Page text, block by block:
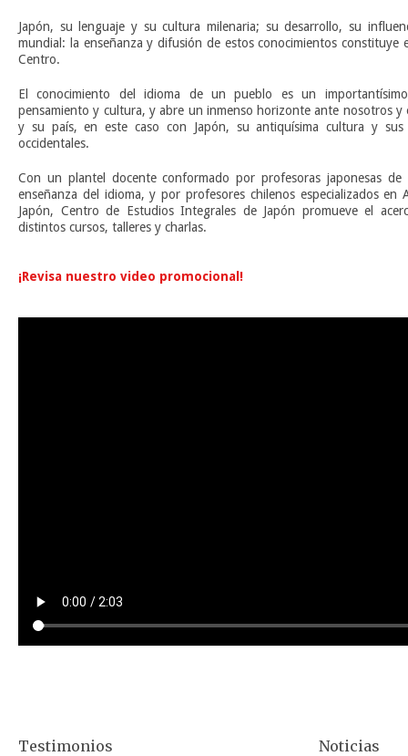
Japón, su lenguaje y su cultura milenaria; su desarrollo, su
mundial: la enseñanza y difusión de estos conocimientos
Centro.
El conocimiento del idioma de un pueblo es un
pensamiento y cultura, y abre un inmenso horizonte ante nosotros y
y su país, en este caso con Japón, su antiquísima cultura y
occidentales.
Con un plantel docente conformado por profesoras japonesas
enseñanza del idioma, y por profesores chilenos especializados
Japón, Centro de Estudios Integrales de Japón promueve el
distintos cursos, talleres y charlas.
¡Revisa nuestro video promocional!
Testimonios Noticias